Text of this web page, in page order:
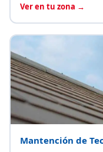
Ver en tu zona →
Mantención de